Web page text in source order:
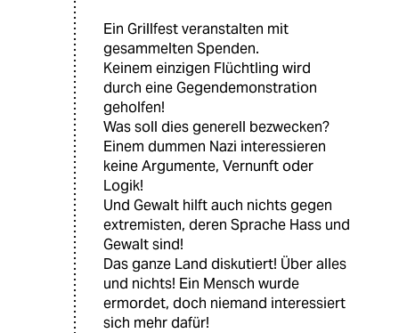
Ein Grillfest veranstalten mit
gesammelten Spenden.
Keinem einzigen Flüchtling wird
durch eine Gegendemonstration
geholfen!
Was soll dies generell bezwecken?
Einem dummen Nazi interessieren
keine Argumente, Vernunft oder
Logik!
Und Gewalt hilft auch nichts gegen
extremisten, deren Sprache Hass und
Gewalt sind!
Das ganze Land diskutiert! Über alles
und nichts! Ein Mensch wurde
ermordet, doch niemand interessiert
sich mehr dafür!